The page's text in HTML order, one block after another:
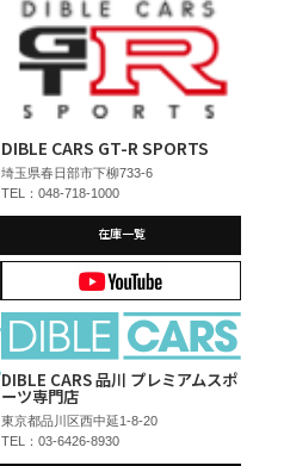
DIBLE CARS GT-R SPORTS
埼玉県春日部市下柳733-6
TEL：048-718-1000
在庫一覧
DIBLE CARS 品川 プレミアムスポ
ーツ専門店
東京都品川区西中延1-8-20
TEL：03-6426-8930